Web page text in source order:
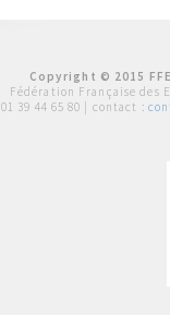
Copyright © 2015
Fédération Française des
01 39 44 65 80 | contact :